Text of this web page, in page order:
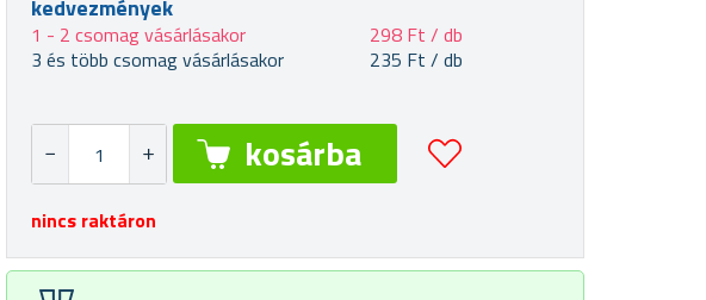
kedvezmények
1 - 2 csomag vásárlásakor
298 Ft / db
3 és több csomag vásárlásakor
235 Ft / db
nincs raktáron